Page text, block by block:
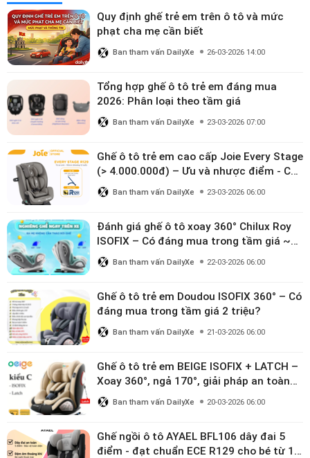
Quy định ghế trẻ em trên ô tô và mức
phạt cha mẹ cần biết
Ban tham vấn DailyXe 26-03-2026 14:00
Tổng hợp ghế ô tô trẻ em đáng mua
2026: Phân loại theo tầm giá
Ban tham vấn DailyXe 23-03-2026 07:00
Ghế ô tô trẻ em cao cấp Joie Every Stage
(> 4.000.000đ) – Ưu và nhược điểm - Có
đáng đầu tư cho bé từ 0–12 tuổi?
Ban tham vấn DailyXe 23-03-2026 06:00
Đánh giá ghế ô tô xoay 360° Chilux Roy
ISOFIX – Có đáng mua trong tầm giá ~3
triệu
Ban tham vấn DailyXe 22-03-2026 06:00
Ghế ô tô trẻ em Doudou ISOFIX 360° – Có
đáng mua trong tầm giá 2 triệu?
Ban tham vấn DailyXe 21-03-2026 06:00
Ghế ô tô trẻ em BEIGE ISOFIX + LATCH –
Xoay 360°, ngả 170°, giải pháp an toàn
linh hoạt cho bé 0–10 tuổi
Ban tham vấn DailyXe 20-03-2026 06:00
Ghế ngồi ô tô AYAEL BFL106 dây đai 5
điểm - đạt chuẩn ECE R129 cho bé từ 1–